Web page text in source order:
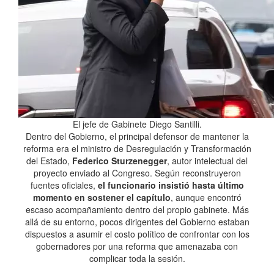
El jefe de Gabinete Diego Santilli.
Dentro del Gobierno, el principal defensor de mantener la
reforma era el ministro de Desregulación y Transformación
del Estado, Federico Sturzenegger, autor intelectual del
proyecto enviado al Congreso. Según reconstruyeron
fuentes oficiales, el funcionario insistió hasta último
momento en sostener el capítulo, aunque encontró
escaso acompañamiento dentro del propio gabinete. Más
allá de su entorno, pocos dirigentes del Gobierno estaban
dispuestos a asumir el costo político de confrontar con los
gobernadores por una reforma que amenazaba con
complicar toda la sesión.